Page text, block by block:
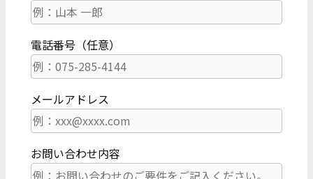
電話番号（任意）
メールアドレス
お問い合わせ内容